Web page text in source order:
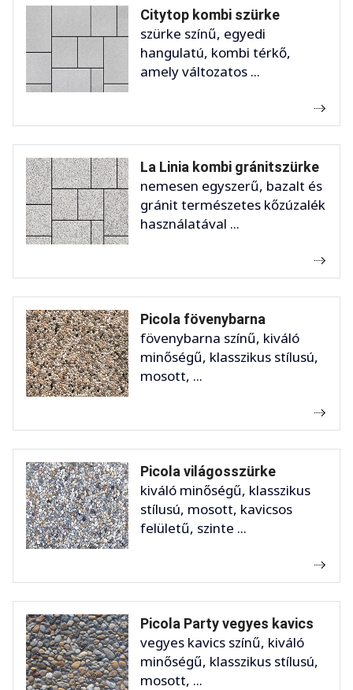
Citytop kombi szürke
szürke színű, egyedi
hangulatú, kombi térkő,
amely változatos ...
La Linia kombi gránitszürke
nemesen egyszerű, bazalt és
gránit természetes kőzúzalék
használatával ...
Picola fövenybarna
fövenybarna színű, kiváló
minőségű, klasszikus stílusú,
mosott, ...
Picola világosszürke
kiváló minőségű, klasszikus
stílusú, mosott, kavicsos
felületű, szinte ...
Picola Party vegyes kavics
vegyes kavics színű, kiváló
minőségű, klasszikus stílusú,
mosott, ...